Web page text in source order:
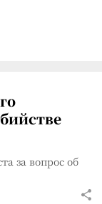
за вопрос об